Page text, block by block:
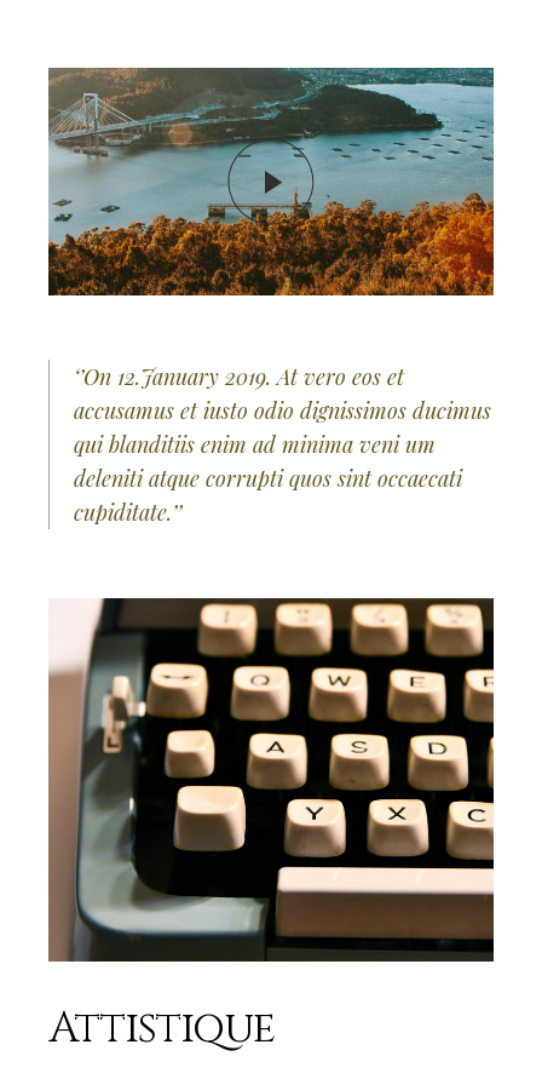
‘’On 12.January 2019. At vero eos et
accusamus et iusto odio dignissimos ducimus
qui blanditiis enim ad minima veni um
deleniti atque corrupti quos sint occaecati
cupiditate.’’
Attistique